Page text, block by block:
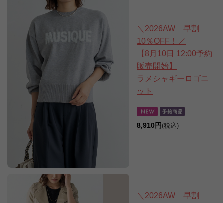
＼2026AW 早割
10％OFF！／
【8月10日 12:00予約
販売開始】
ラメシャギーロゴニ
ット
8,910円 (税込)
＼2026AW 早割